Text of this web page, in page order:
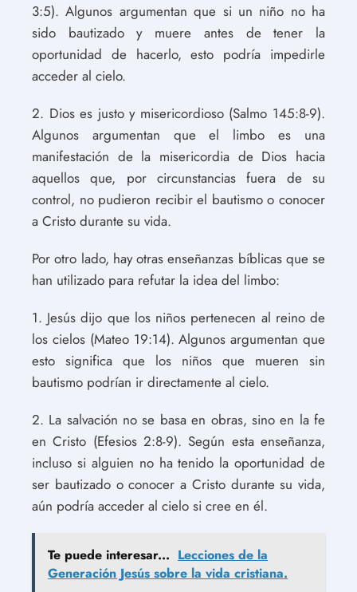
3:5). Algunos argumentan que si un niño no ha
sido bautizado y muere antes de tener la
oportunidad de hacerlo, esto podría impedirle
acceder al cielo.
2. Dios es justo y misericordioso (Salmo 145:8-9).
Algunos argumentan que el limbo es una
manifestación de la misericordia de Dios hacia
aquellos que, por circunstancias fuera de su
control, no pudieron recibir el bautismo o conocer
a Cristo durante su vida.
Por otro lado, hay otras enseñanzas bíblicas que se
han utilizado para refutar la idea del limbo:
1. Jesús dijo que los niños pertenecen al reino de
los cielos (Mateo 19:14). Algunos argumentan que
esto significa que los niños que mueren sin
bautismo podrían ir directamente al cielo.
2. La salvación no se basa en obras, sino en la fe
en Cristo (Efesios 2:8-9). Según esta enseñanza,
incluso si alguien no ha tenido la oportunidad de
ser bautizado o conocer a Cristo durante su vida,
aún podría acceder al cielo si cree en él.
Te puede interesar... Lecciones de la
Generación Jesús sobre la vida cristiana.